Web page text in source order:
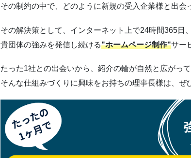
その制約の中で、どのように新規の受入企業様と出会
その解決策として、インターネット上で24時間365日、
貴団体の強みを発信し続ける"ホームページ制作"サー
たった1社との出会いから、紹介の輪が自然と広がって
そんな仕組みづくりに興味をお持ちの理事長様は、ぜ